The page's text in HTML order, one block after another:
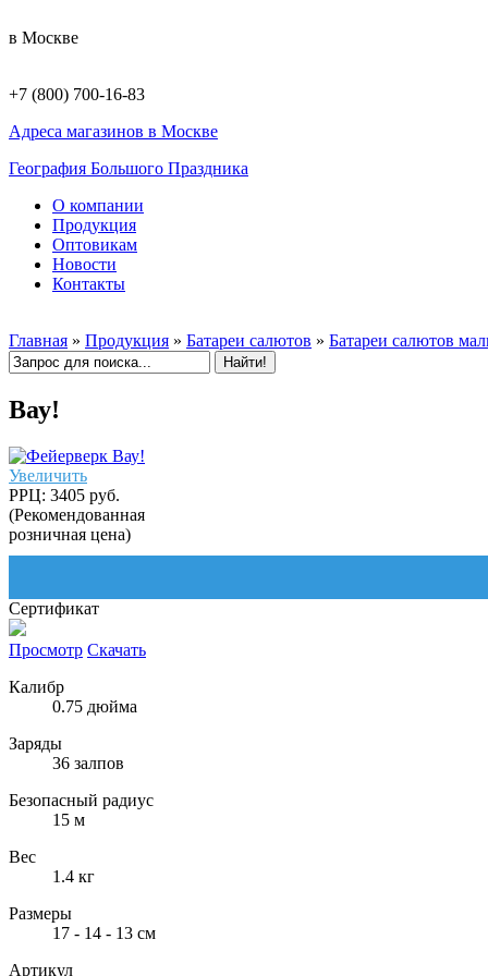
в Москве
+7 (800) 700-16-83
Адреса магазинов в Москве
География Большого Праздника
О компании
Продукция
Оптовикам
Новости
Контакты
Главная » Продукция » Батареи салютов » Батареи салютов
Вау!
Увеличить
РРЦ: 3405 руб.
(Рекомендованная
розничная цена)
Сертификат
Просмотр Скачать
Калибр
0.75 дюйма
Заряды
36 залпов
Безопасный радиус
15 м
Вес
1.4 кг
Размеры
17 - 14 - 13 см
Артикул